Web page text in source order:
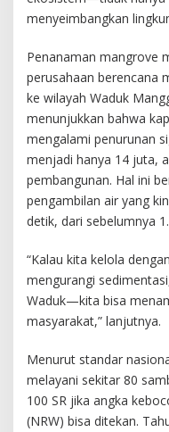
menyeimbangkan
Penanaman mangrove
perusahaan berencana
ke wilayah Waduk
menunjukkan bahwa
mengalami penurunan
menjadi hanya 14 juta,
pembangunan. Hal ini
pengambilan air yang
detik, dari sebelumnya
“Kalau kita kelola
mengurangi
Waduk—kita bisa
masyarakat,” lanjutnya.
Menurut standar
melayani sekitar 80
100 SR jika angka
(NRW) bisa ditekan.